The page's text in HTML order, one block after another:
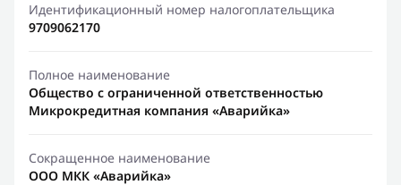
Идентификационный номер налогоплательщика
9709062170
Полное наименование
Общество с ограниченной ответственностью
Микрокредитная компания «Аварийка»
Сокращенное наименование
ООО МКК «Аварийка»